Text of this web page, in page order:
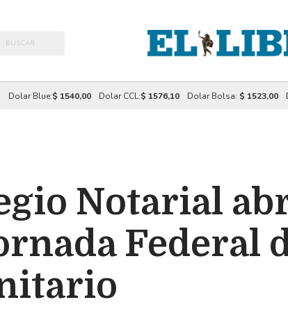
Dolar Blue:$ 1540,00 Dolar CCL:$ 1576,10 Dolar Bolsa: $ 1523,00
Notarial
Federal